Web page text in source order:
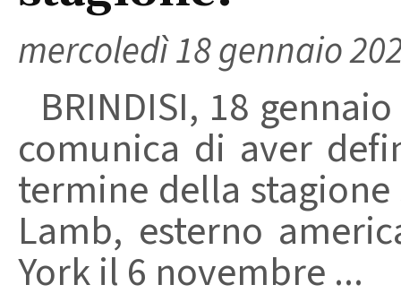
mercoledì 18 gennaio
BRINDISI, 18
comunica di aver
termine della
Lamb, esterno
York il 6 novembre ...